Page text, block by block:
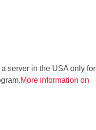
server in the USA only for
More information on